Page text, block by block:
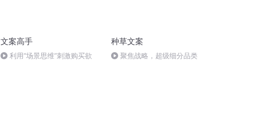
文案高手
利用“场景思维”刺激购买欲
种草文案
聚焦战略，超级细分品类